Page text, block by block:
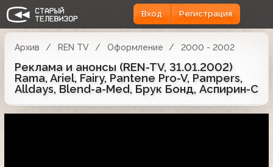
Вход Регистрация
Архив REN TV Оформление 2000 - 2002
Реклама и анонсы (REN-TV, 31.01.2002)
Rama, Ariel, Fairy, Pantene Pro-V, Pampers,
Alldays, Blend-a-Med, Брук Бонд, Аспирин-С